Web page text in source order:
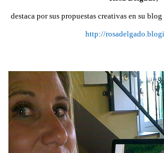
destaca por sus propuestas creativas en su
http://